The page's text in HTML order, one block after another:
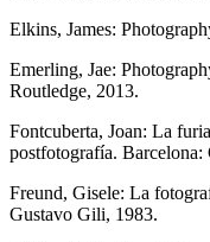
Elkins, James:
Emerling, Jae:
Routledge, 2013.
Fontcuberta, Joan: La
postfotografía.
Freund, Gisele: La
Gustavo Gili, 1983.